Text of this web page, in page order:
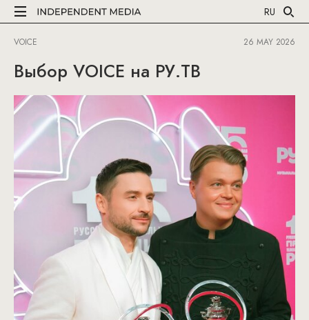
RU
VOICE 26 MAY 2026
Выбор VOICE на РУ.ТВ